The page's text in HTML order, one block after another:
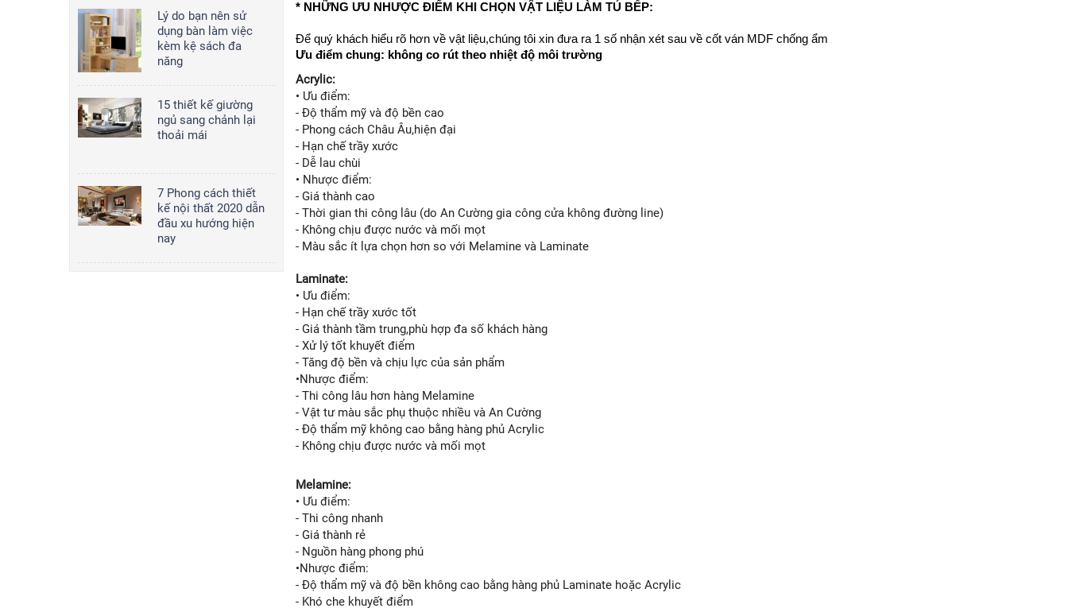
* NHỮNG ƯU NHƯỢC ĐIỂM KHI CHỌN VẬT LIỆU LÀM TỦ BẾP:
Để quý khách hiểu rõ hơn về vật liệu,chúng tôi xin đưa ra 1 số nhận xét sau về cốt ván MDF chống ẩm
Ưu điểm chung: không co rút theo nhiệt độ môi trường
Acrylic:
• Ưu điểm:
- Độ thẩm mỹ và độ bền cao
- Phong cách Châu Âu,hiện đại
- Hạn chế trầy xước
- Dễ lau chùi
• Nhược điểm:
- Giá thành cao
- Thời gian thi công lâu (do An Cường gia công cửa không đường line)
- Không chịu được nước và mối mọt
- Màu sắc ít lựa chọn hơn so với Melamine và Laminate
Laminate:
• Ưu điểm:
- Hạn chế trầy xước tốt
- Giá thành tầm trung,phù hợp đa số khách hàng
- Xử lý tốt khuyết điểm
- Tăng độ bền và chịu lực của sản phẩm
•Nhược điểm:
- Thi công lâu hơn hàng Melamine
- Vật tư màu sắc phụ thuộc nhiều và An Cường
- Độ thẩm mỹ không cao bằng hàng phủ Acrylic
- Không chịu được nước và mối mọt
Melamine:
• Ưu điểm:
- Thi công nhanh
- Giá thành rẻ
- Nguồn hàng phong phú
•Nhược điểm:
- Độ thẩm mỹ và độ bền không cao bằng hàng phủ Laminate hoặc Acrylic
- Khó che khuyết điểm
Tủ bếp 008
2,000,000đ/md
Lý do bạn nên sử
dụng bàn làm việc
kèm kệ sách đa
năng
15 thiết kế giường
ngủ sang chảnh lại
thoải mái
7 Phong cách thiết
kế nội thất 2020 dẫn
đầu xu hướng hiện
nay